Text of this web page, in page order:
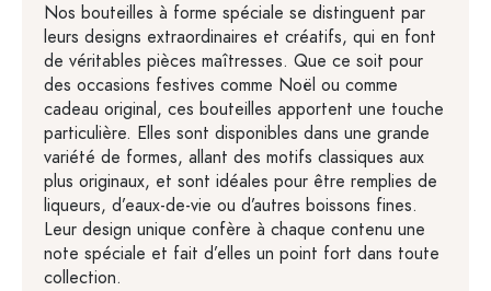
Nos bouteilles à forme spéciale se distinguent par
leurs designs extraordinaires et créatifs, qui en font
de véritables pièces maîtresses. Que ce soit pour
des occasions festives comme Noël ou comme
cadeau original, ces bouteilles apportent une touche
particulière. Elles sont disponibles dans une grande
variété de formes, allant des motifs classiques aux
plus originaux, et sont idéales pour être remplies de
liqueurs, d’eaux-de-vie ou d’autres boissons fines.
Leur design unique confère à chaque contenu une
note spéciale et fait d’elles un point fort dans toute
collection.